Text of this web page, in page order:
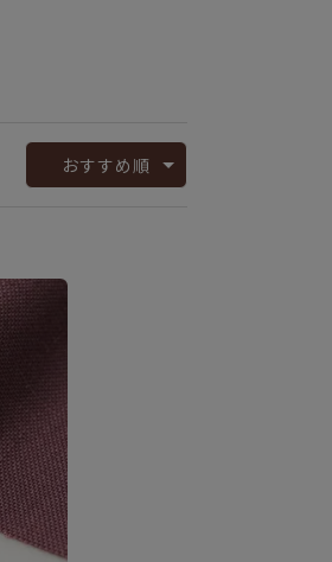
おすすめ順